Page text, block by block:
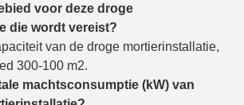
voor deze droge
die wordt vereist?
van de droge mortierinstallatie,
300-100 m2.
machtsconsumptie (kW) van